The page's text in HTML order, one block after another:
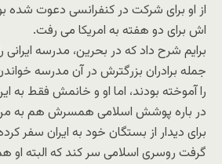
از او برای شرکت در کنفرانسی دعوت شده
اش برای دو هفته به امریکا می رفت.
برایم شرح داد که در بحرین، مدرسه ایرانی
جمله برادران بزرگترش در آن مدرسه
را آموخته بودند، اما او و خانمش فقط به
در باره پوشش اسلامی همسرش هم به
برای دیدار از بستگان خود به ایران سفر
گرفت روسری اسلامی سر کند که البته او